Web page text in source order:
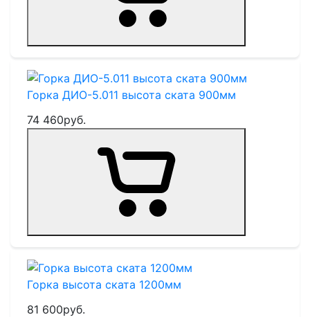
Горка ДИО-5.011 высота ската 900мм
74 460руб.
Горка высота ската 1200мм
81 600руб.